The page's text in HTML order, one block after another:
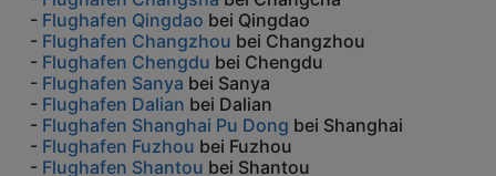
- Flughafen Qingdao bei Qingdao
- Flughafen Changzhou bei Changzhou
- Flughafen Chengdu bei Chengdu
- Flughafen Sanya bei Sanya
- Flughafen Dalian bei Dalian
- Flughafen Shanghai Pu Dong bei Shanghai
- Flughafen Fuzhou bei Fuzhou
- Flughafen Shantou bei Shantou